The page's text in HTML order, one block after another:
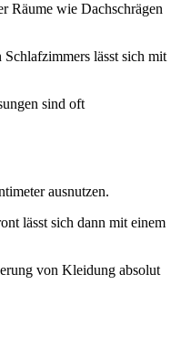
Räume wie Dachschrägen
lässt sich mit
sind oft
ausnutzen.
lässt sich dann mit einem
von Kleidung absolut